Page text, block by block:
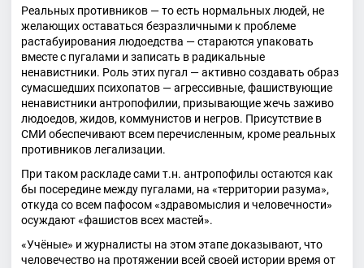
Реальных противников — то есть нормальных людей, не
желающих оставаться безразличными к проблеме
растабуирования людоедства — стараются упаковать
вместе с пугалами и записать в радикальные
ненавистники. Роль этих пугал — активно создавать образ
сумасшедших психопатов — агрессивные, фашиствующие
ненавистники антропофилии, призывающие жечь заживо
людоедов, жидов, коммунистов и негров. Присутствие в
СМИ обеспечивают всем перечисленным, кроме реальных
противников легализации.
При таком раскладе сами т.н. антропофилы остаются как
бы посередине между пугалами, на «территории разума»,
откуда со всем пафосом «здравомыслия и человечности»
осуждают «фашистов всех мастей».
«Учёные» и журналисты на этом этапе доказывают, что
человечество на протяжении всей своей истории время от